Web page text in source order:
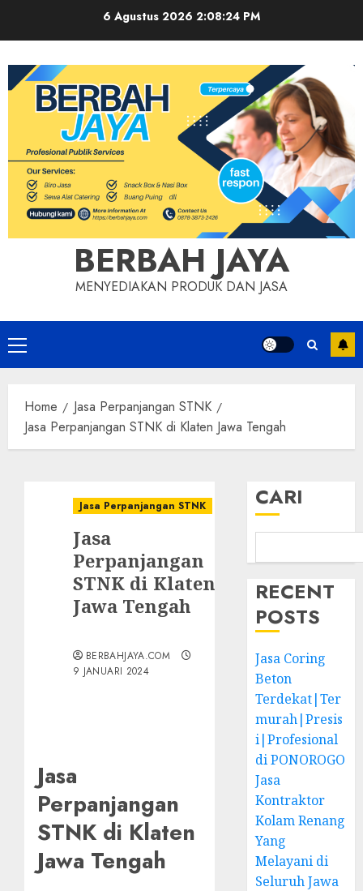
6 Agustus 2026 2:08:24 PM
BERBAH JAYA
MENYEDIAKAN PRODUK DAN JASA
Primary
Menu
Home
Jasa Perpanjangan STNK
Jasa Perpanjangan STNK di Klaten Jawa Tengah
Jasa Perpanjangan STNK
Jasa
Perpanjangan
STNK di Klaten
Jawa Tengah
BERBAHJAYA.COM
9 JANUARI 2024
Jasa
Perpanjangan
STNK di Klaten
Jawa Tengah
CARI
RECENT
POSTS
Jasa Coring
Beton
Terdekat|Ter
murah|Presis
i|Profesional
di PONOROGO
Jasa
Kontraktor
Kolam Renang
Yang
Melayani di
Seluruh Jawa